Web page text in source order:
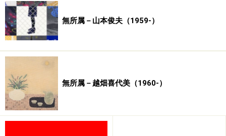
無所属－山本俊夫（1959-）
無所属－越畑喜代美（1960-）